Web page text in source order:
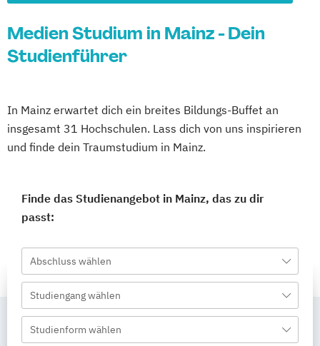
Medien Studium in Mainz - Dein
Studienführer
In Mainz erwartet dich ein breites Bildungs-Buffet an
insgesamt 31 Hochschulen. Lass dich von uns inspirieren
und finde dein Traumstudium in Mainz.
Finde das Studienangebot in Mainz, das zu dir
passt:
Abschluss wählen
Studiengang wählen
Studienform wählen